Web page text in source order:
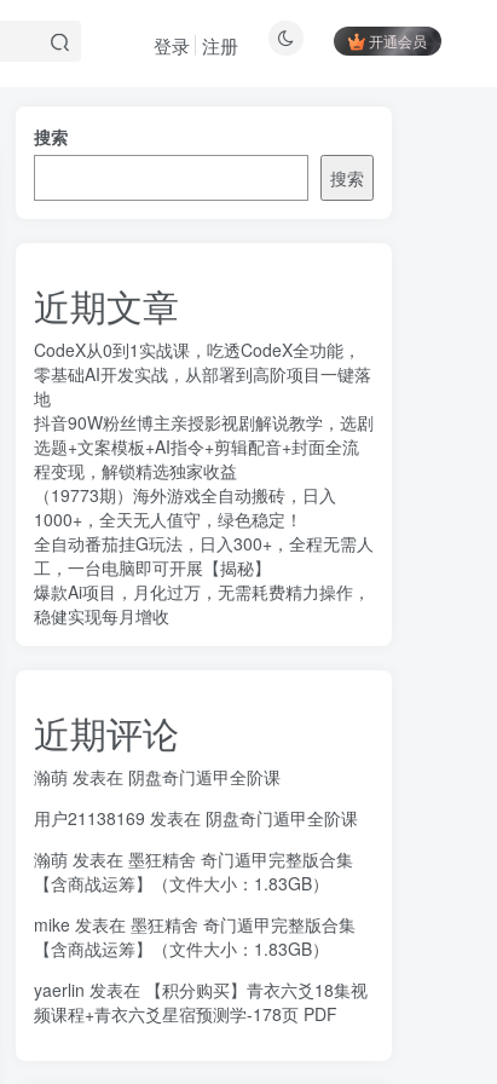
开通会员
登录 注册
搜索
搜索
近期文章
CodeX从0到1实战课，吃透CodeX全功能，
零基础AI开发实战，从部署到高阶项目一键落
地
抖音90W粉丝博主亲授影视剧解说教学，选剧
选题+文案模板+AI指令+剪辑配音+封面全流
程变现，解锁精选独家收益
（19773期）海外游戏全自动搬砖，日入
1000+，全天无人值守，绿色稳定！
全自动番茄挂G玩法，日入300+，全程无需人
工，一台电脑即可开展【揭秘】
爆款Ai项目，月化过万，无需耗费精力操作，
稳健实现每月增收
近期评论
瀚萌 发表在 阴盘奇门遁甲全阶课
用户21138169 发表在 阴盘奇门遁甲全阶课
瀚萌 发表在 墨狂精舍 奇门遁甲完整版合集
【含商战运筹】（文件大小：1.83GB）
mike 发表在 墨狂精舍 奇门遁甲完整版合集
【含商战运筹】（文件大小：1.83GB）
yaerlin 发表在 【积分购买】青衣六爻18集视
频课程+青衣六爻星宿预测学-178页 PDF